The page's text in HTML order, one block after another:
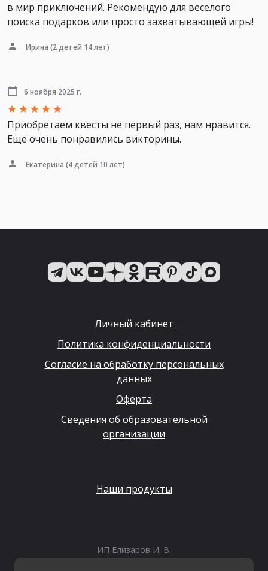
в мир приключений. Рекомендую для веселого
поиска подарков или просто захватывающей игры!
Ирина (2 детей 14 лет)
6 ноября 2025 г.
Приобретаем квесты не первый раз, нам нравится.
Еще очень понравились викторины.
Екатерина (4 детей 10 лет)
Личный кабинет
Политика конфиденциальности
Согласие на обработку персональных
данных
Оферта
Сведения об образовательной
организации
Наши продукты
ИП Елизаров И. В.